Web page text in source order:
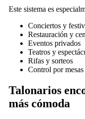
Este sistema es
Conciertos y
Restauración y
Eventos privados
Teatros y
Rifas y sorteos
Control por mesas
Talonarios
más cómoda